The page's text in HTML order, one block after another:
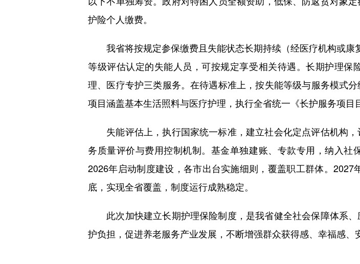
护险个人缴费。
我省将按规定参保缴费且失能状态长期持续（经医疗机构或康
等级评估认定的失能人员，可按规定享受相关待遇。长期护理
理、医疗专护三类服务。在待遇标准上，按失能等级与服务模式
项目涵盖基本生活照料与医疗护理，执行全省统一《长护服务项目
失能评估上，执行国家统一标准，建立社会化定点评估机构，
务质量评价与费用控制机制。基金单独建账、专款专用，纳入
2026年启动制度建设，各市出台实施细则，覆盖职工群体。
底，实现全省覆盖，制度运行成熟稳定。
此次加快建立长期护理保险制度，是我省健全社会保障体系、
护负担，促进养老服务产业发展，不断增强群众获得感、幸福感、